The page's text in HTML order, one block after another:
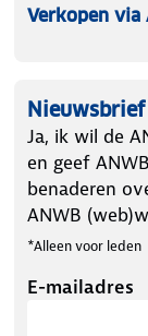
Verkopen via
Nieuwsbrief
Ja, ik wil de
en geef
benaderen
ANWB
*Alleen voor leden
E-mailadres